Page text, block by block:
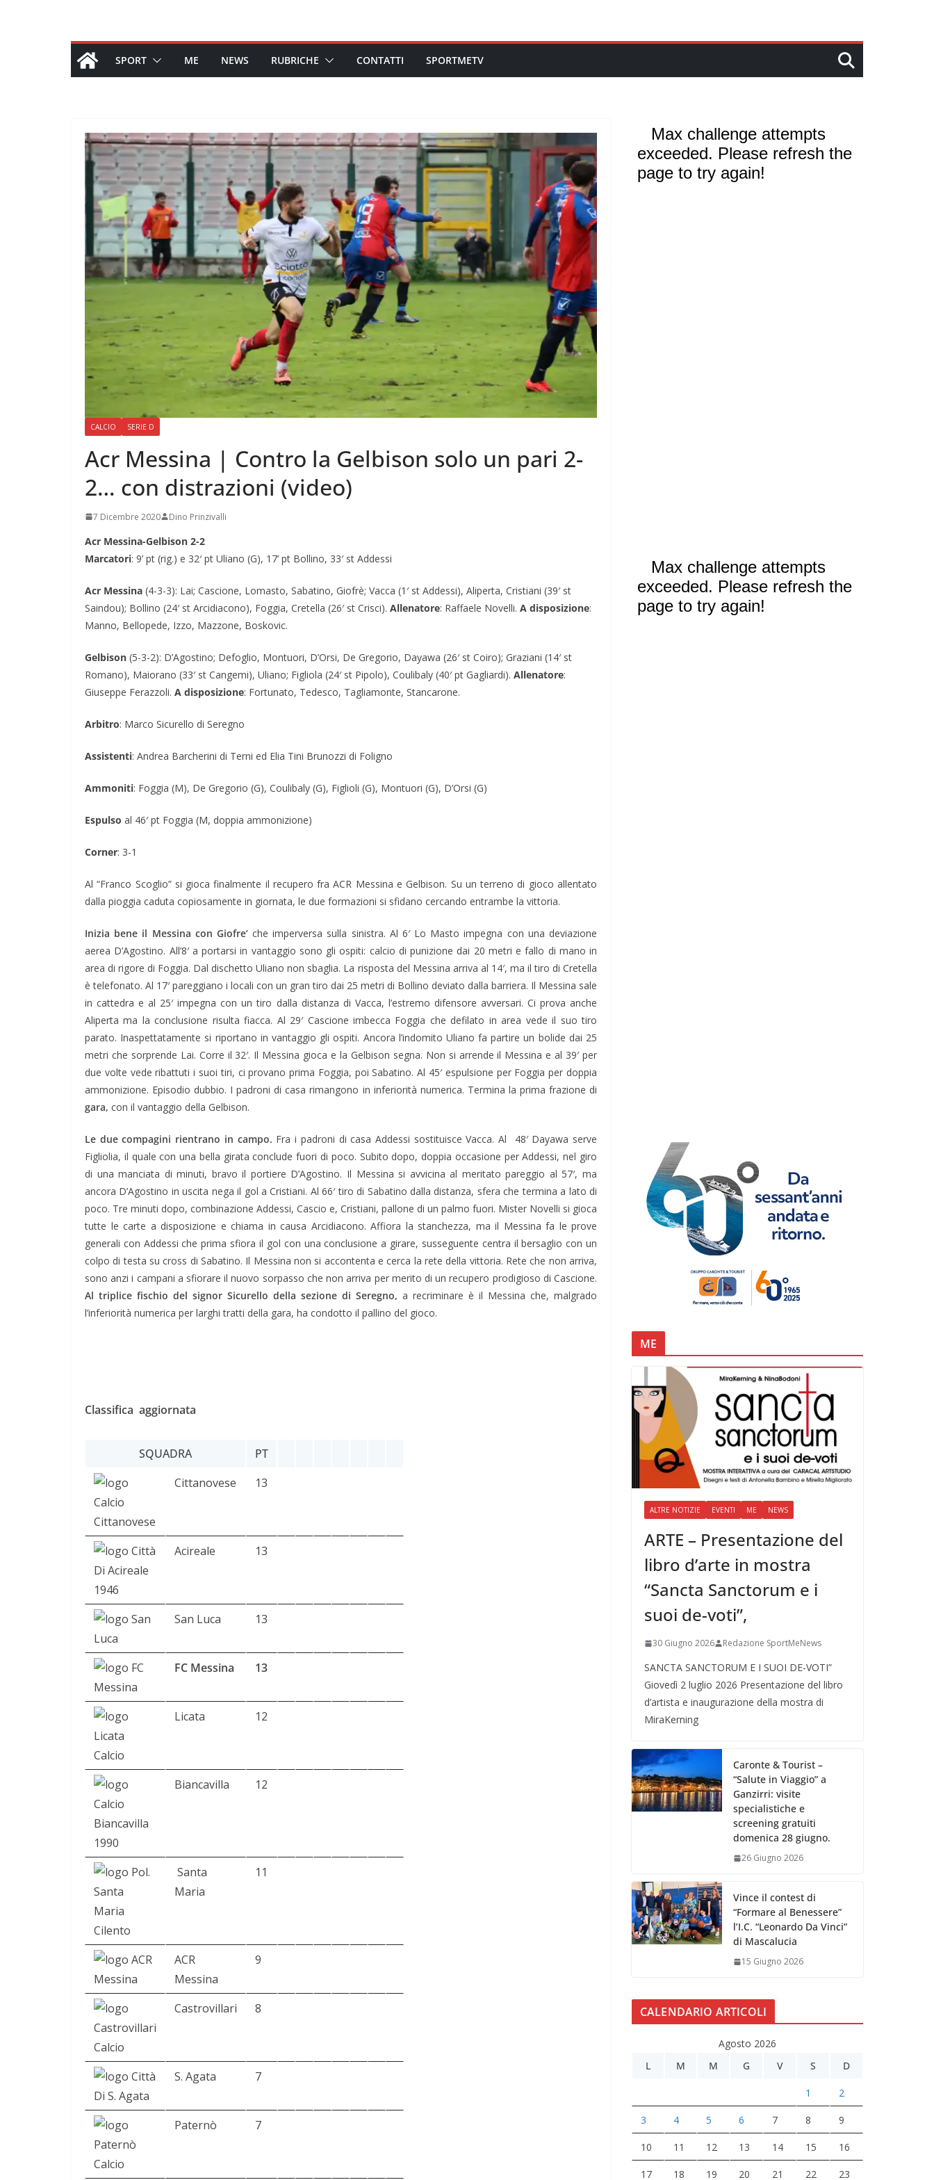
SPORT ME NEWS RUBRICHE CONTATTI SPORTMETV
CALCIO SERIE D
Acr Messina | Contro la Gelbison solo un pari 2-
2… con distrazioni (video)
7 Dicembre 2020 Dino Prinzivalli
Acr Messina-Gelbison 2-2
Marcatori: 9’ pt (rig.) e 32′ pt Uliano (G), 17’ pt Bollino, 33′ st Addessi
Acr Messina (4-3-3): Lai; Cascione, Lomasto, Sabatino, Giofrè; Vacca (1′ st Addessi), Aliperta, Cristiani (39′ st
Saindou); Bollino (24′ st Arcidiacono), Foggia, Cretella (26′ st Crisci). Allenatore: Raffaele Novelli. A disposizione:
Manno, Bellopede, Izzo, Mazzone, Boskovic.
Gelbison (5-3-2): D’Agostino; Defoglio, Montuori, D’Orsi, De Gregorio, Dayawa (26′ st Coiro); Graziani (14′ st
Romano), Maiorano (33′ st Cangemi), Uliano; Figliola (24′ st Pipolo), Coulibaly (40′ pt Gagliardi). Allenatore:
Giuseppe Ferazzoli. A disposizione: Fortunato, Tedesco, Tagliamonte, Stancarone.
Arbitro: Marco Sicurello di Seregno
Assistenti: Andrea Barcherini di Terni ed Elia Tini Brunozzi di Foligno
Ammoniti: Foggia (M), De Gregorio (G), Coulibaly (G), Figlioli (G), Montuori (G), D’Orsi (G)
Espulso al 46′ pt Foggia (M, doppia ammonizione)
Corner: 3-1
Al “Franco Scoglio” si gioca finalmente il recupero fra ACR Messina e Gelbison. Su un terreno di gioco allentato
dalla pioggia caduta copiosamente in giornata, le due formazioni si sfidano cercando entrambe la vittoria.
Inizia bene il Messina con Giofre’che imperversa sulla sinistra. Al 6′ Lo Masto impegna con una deviazione
aerea D’Agostino. All’8′ a portarsi in vantaggio sono gli ospiti: calcio di punizione dai 20 metri e fallo di mano in
area di rigore di Foggia. Dal dischetto Uliano non sbaglia. La risposta del Messina arriva al 14′, ma il tiro di Cretella
è telefonato. Al 17′ pareggiano i locali con un gran tiro dai 25 metri di Bollino deviato dalla barriera. Il Messina sale
in cattedra e al 25′ impegna con un tiro dalla distanza di Vacca, l’estremo difensore avversari. Ci prova anche
Aliperta ma la conclusione risulta fiacca. Al 29′ Cascione imbecca Foggia che defilato in area vede il suo tiro
parato. Inaspettatamente si riportano in vantaggio gli ospiti. Ancora l’indomito Uliano fa partire un bolide dai 25
metri che sorprende Lai. Corre il 32′. Il Messina gioca e la Gelbison segna. Non si arrende il Messina e al 39′ per
due volte vede ribattuti i suoi tiri, ci provano prima Foggia, poi Sabatino. Al 45′ espulsione per Foggia per doppia
ammonizione. Episodio dubbio. I padroni di casa rimangono in inferiorità numerica. Termina la prima frazione di
gara, con il vantaggio della Gelbison.
Le due compagini rientrano in campo. Fra i padroni di casa Addessi sostituisce Vacca. Al 48′ Dayawa serve
Figliolia, il quale con una bella girata conclude fuori di poco. Subito dopo, doppia occasione per Addessi, nel giro
di una manciata di minuti, bravo il portiere D’Agostino. Il Messina si avvicina al meritato pareggio al 57′, ma
ancora D’Agostino in uscita nega il gol a Cristiani. Al 66′ tiro di Sabatino dalla distanza, sfera che termina a lato di
poco. Tre minuti dopo, combinazione Addessi, Cascio e, Cristiani, pallone di un palmo fuori. Mister Novelli si gioca
tutte le carte a disposizione e chiama in causa Arcidiacono. Affiora la stanchezza, ma il Messina fa le prove
generali con Addessi che prima sfiora il gol con una conclusione a girare, susseguente centra il bersaglio con un
colpo di testa su cross di Sabatino. Il Messina non si accontenta e cerca la rete della vittoria. Rete che non arriva,
sono anzi i campani a sfiorare il nuovo sorpasso che non arriva per merito di un recupero prodigioso di Cascione.
Al triplice fischio del signor Sicurello della sezione di Seregno, a recriminare è il Messina che, malgrado
l’inferiorità numerica per larghi tratti della gara, ha condotto il pallino del gioco.
Classifica aggiornata
SQUADRA
PT
Cittanovese
13
Acireale 13
San Luca 13
FC Messina 13
Licata 12
Biancavilla 12
Santa
Maria
11
ACR
Messina
9
Castrovillari 8
S. Agata 7
Paternò 7
ME
ALTRE NOTIZIE EVENTI ME NEWS
ARTE – Presentazione del
libro d’arte in mostra
“Sancta Sanctorum e i
suoi de-voti”,
30 Giugno 2026 Redazione SportMeNews
SANCTA SANCTORUM E I SUOI DE-VOTI”
Giovedì 2 luglio 2026 Presentazione del libro
d’artista e inaugurazione della mostra di
MiraKerning
Caronte & Tourist –
“Salute in Viaggio” a
Ganzirri: visite
specialistiche e
screening gratuiti
domenica 28 giugno.
26 Giugno 2026
Vince il contest di
“Formare al Benessere”
l’I.C. “Leonardo Da Vinci”
di Mascalucia
15 Giugno 2026
CALENDARIO ARTICOLI
Agosto 2026
L
M M G V S D
1 2
3 4 5 6 7 8 9
10 11 12 13 14 15 16
17 18 19 20 21 22 23